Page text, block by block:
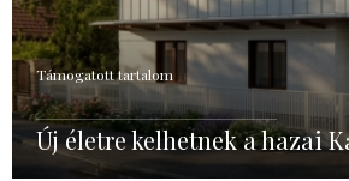
Támogatott tartalom
Új életre kelhetnek a hazai